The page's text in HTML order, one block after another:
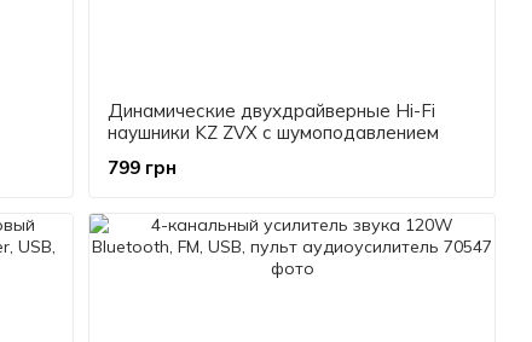
Динамические двухдрайверные Hi-Fi
наушники KZ ZVX с шумоподавлением
799 грн